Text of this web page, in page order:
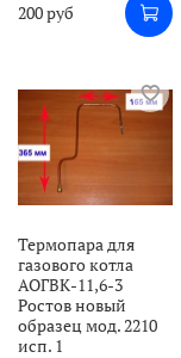
200 руб
Термопара для
газового котла
АОГВК-11,6-3
Ростов новый
образец мод. 2210
исп. 1